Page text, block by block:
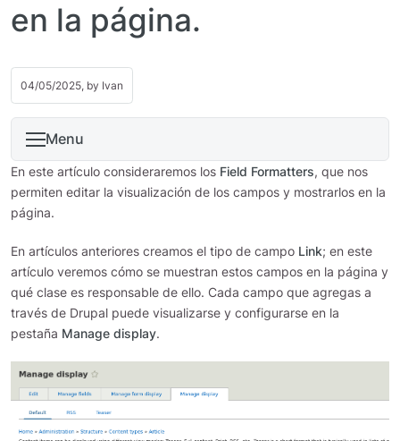
en la página.
04/05/2025, by Ivan
Menu
En este artículo consideraremos los Field Formatters, que nos
permiten editar la visualización de los campos y mostrarlos en la
página.
En artículos anteriores creamos el tipo de campo Link; en este
artículo veremos cómo se muestran estos campos en la página y
qué clase es responsable de ello. Cada campo que agregas a
través de Drupal puede visualizarse y configurarse en la
pestaña Manage display.